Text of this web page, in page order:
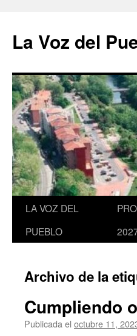
contenido
La Voz del
LA VOZ DEL
PUEBLO
Archivo de la
Cumpliendo
Publicada el octubre 11,